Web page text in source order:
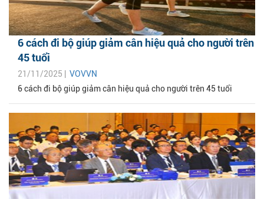
6 cách đi bộ giúp giảm cân hiệu quả cho người trên
45 tuổi
21/11/2025 | VOVVN
6 cách đi bộ giúp giảm cân hiệu quả cho người trên 45 tuổi